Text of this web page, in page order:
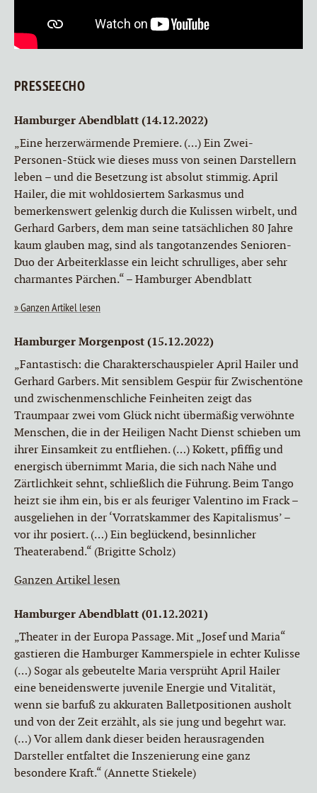
PRESSEECHO
Hamburger Abendblatt (14.12.2022)
„Eine herzerwärmende Premiere. (…) Ein Zwei-
Personen-Stück wie dieses muss von seinen Darstellern
leben – und die Besetzung ist absolut stimmig. April
Hailer, die mit wohldosiertem Sarkasmus und
bemerkenswert gelenkig durch die Kulissen wirbelt, und
Gerhard Garbers, dem man seine tatsächlichen 80 Jahre
kaum glauben mag, sind als tangotanzendes Senioren-
Duo der Arbeiterklasse ein leicht schrulliges, aber sehr
charmantes Pärchen.“ – Hamburger Abendblatt
Ganzen Artikel lesen
Hamburger Morgenpost (15.12.2022)
„Fantastisch: die Charakterschauspieler April Hailer und
Gerhard Garbers. Mit sensiblem Gespür für Zwischentöne
und zwischenmenschliche Feinheiten zeigt das
Traumpaar zwei vom Glück nicht übermäßig verwöhnte
Menschen, die in der Heiligen Nacht Dienst schieben um
ihrer Einsamkeit zu entfliehen. (…) Kokett, pfiffig und
energisch übernimmt Maria, die sich nach Nähe und
Zärtlichkeit sehnt, schließlich die Führung. Beim Tango
heizt sie ihm ein, bis er als feuriger Valentino im Frack –
ausgeliehen in der ‘Vorratskammer des Kapitalismus’ –
vor ihr posiert. (…) Ein beglückend, besinnlicher
Theaterabend.“ (Brigitte Scholz)
Ganzen Artikel lesen
Hamburger Abendblatt (01.12.2021)
„Theater in der Europa Passage. Mit „Josef und Maria“
gastieren die Hamburger Kammerspiele in echter Kulisse
(…) Sogar als gebeutelte Maria versprüht April Hailer
eine beneidenswerte juvenile Energie und Vitalität,
wenn sie barfuß zu akkuraten Balletpositionen ausholt
und von der Zeit erzählt, als sie jung und begehrt war.
(…) Vor allem dank dieser beiden herausragenden
Darsteller entfaltet die Inszenierung eine ganz
besondere Kraft.“ (Annette Stiekele)